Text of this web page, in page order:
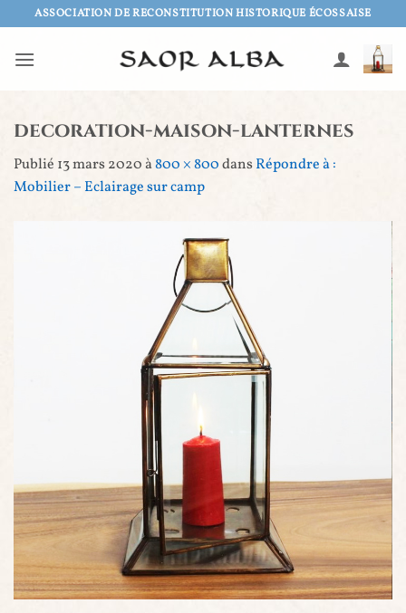
Passer
au
contenu
ASSOCIATION DE RECONSTITUTION HISTORIQUE ÉCOSSAISE
decoration-maison-lanternes
Publié 13 mars 2020à800 × 800dansRépondre à :
Mobilier – Eclairage sur camp